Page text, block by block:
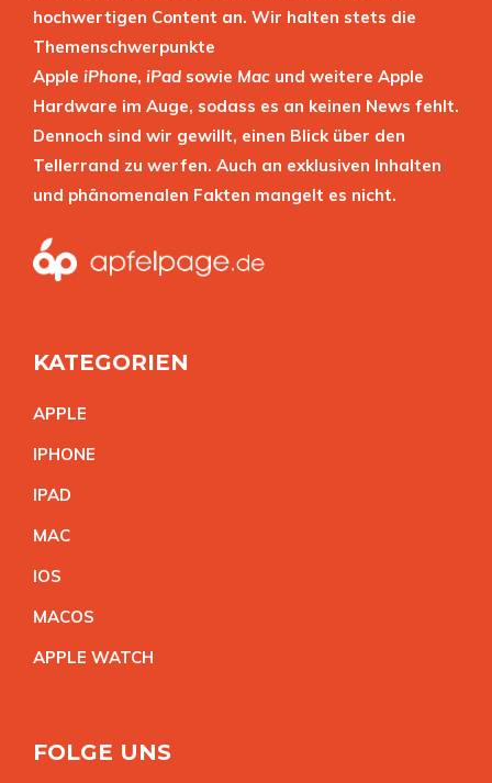
hochwertigen Content an. Wir halten stets die
Themenschwerpunkte
Apple iPhone, iPad sowie Mac und weitere Apple
Hardware im Auge, sodass es an keinen News fehlt.
Dennoch sind wir gewillt, einen Blick über den
Tellerrand zu werfen. Auch an exklusiven Inhalten
und phänomenalen Fakten mangelt es nicht.
KATEGORIEN
APPLE
IPHONE
IPAD
MAC
IOS
MACOS
APPLE WATCH
FOLGE UNS